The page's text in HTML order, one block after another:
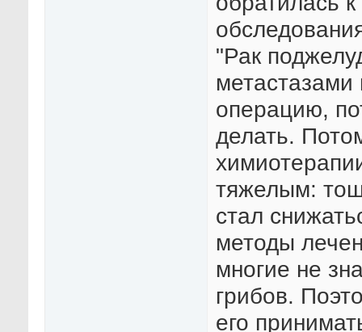
"Рак
операцию,
делать.
тяжелым:
стал
методы
многие не
грибов.
его